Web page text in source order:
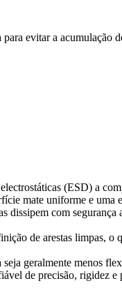
evitar a acumulação
(ESD) a
mate uniforme e uma
com
de arestas limpas, o
geralmente menos
de precisão, rigidez